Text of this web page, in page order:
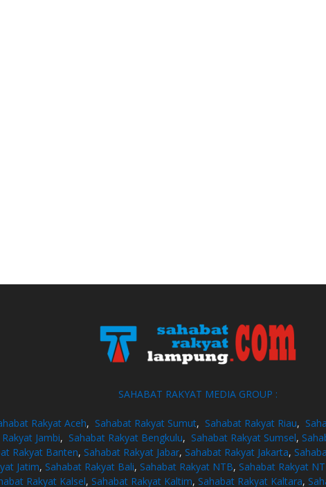
SAHABAT RAKYAT MEDIA GROUP :
Rakyat Aceh, Sahabat Rakyat Sumut, Sahabat Rakyat Riau,
Jambi, Sahabat Rakyat Bengkulu, Sahabat Rakyat Sumsel,
Rakyat Banten, Sahabat Rakyat Jabar, Sahabat Rakyat Jakarta,
Jatim, Sahabat Rakyat Bali, Sahabat Rakyat NTB, Sahabat Rakyat
Rakyat Kalsel, Sahabat Rakyat Kaltim, Sahabat Rakyat Kaltara,